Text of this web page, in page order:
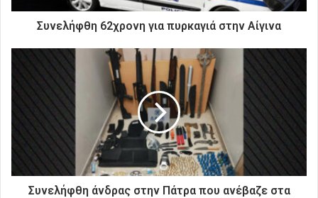
ι
Συνελήφθη 62χρονη για πυρκαγιά στην Αίγινα
Συνελήφθη άνδρας στην Πάτρα που ανέβαζε στα